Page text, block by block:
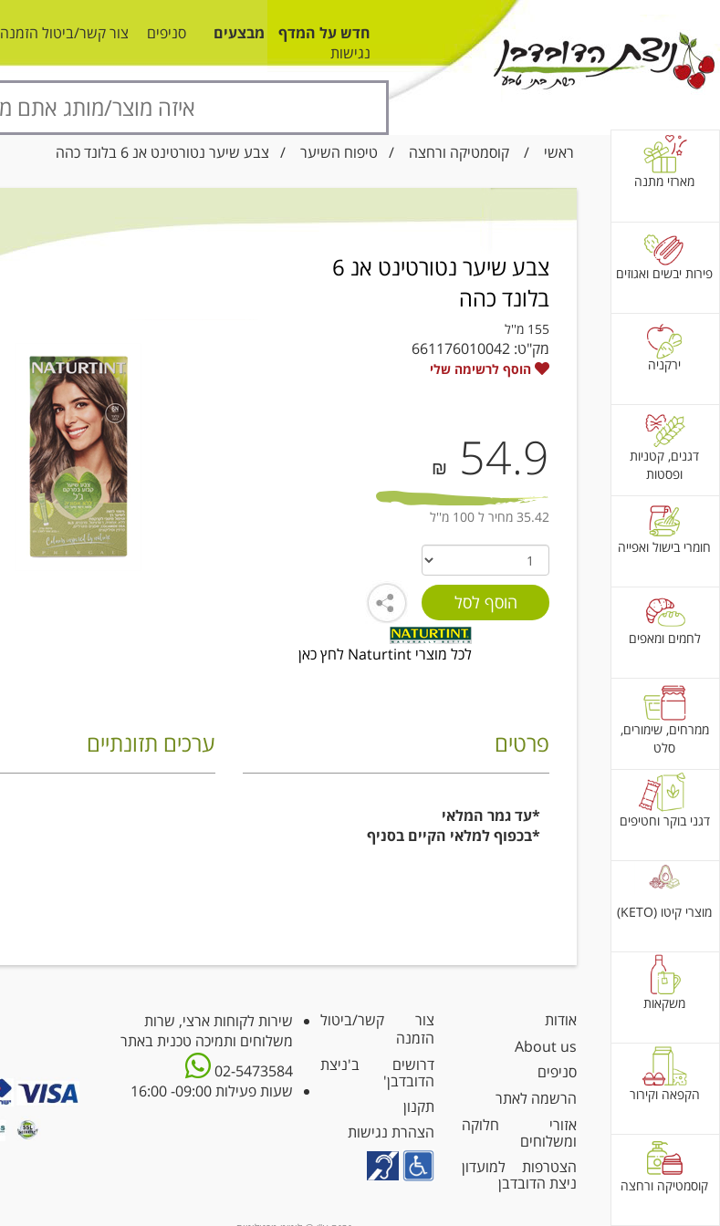
חדש על המדף מבצעים סניפים צור קשר/ביטול הזמנה
נגישות
ראשי / קוסמטיקה ורחצה / טיפוח השיער / צבע שיער נטורטינט אנ 6 בלונד כהה
מארזי מתנה
פירות יבשים ואגוזים
ירקניה
דגנים, קטניות
ופסטות
חומרי בישול ואפייה
לחמים ומאפים
ממרחים, שימורים,
סלט
דגני בוקר וחטיפים
מוצרי קיטו (KETO)
משקאות
הקפאה וקירור
קוסמטיקה ורחצה
צבע שיער נטורטינט אנ 6
בלונד כהה
155 מ''ל
מק"ט: 661176010042
הוסף לרשימה שלי
54.9
₪
35.42 מחיר ל 100 מ''ל
לכל מוצרי Naturtint לחץ כאן
פרטים
*עד גמר המלאי
*בכפוף למלאי הקיים בסניף
ערכים תזונתיים
אודות
About us
סניפים
הרשמה לאתר
אזורי חלוקה
ומשלוחים
הצטרפות למועדון
ניצת הדובדבן
צור קשר/ביטול
הזמנה
דרושים ב'ניצת
הדובדבן'
תקנון
הצהרת נגישות
שירות לקוחות ארצי, שרות
משלוחים ותמיכה טכנית באתר
02-5473584
שעות פעילות 09:00- 16:00